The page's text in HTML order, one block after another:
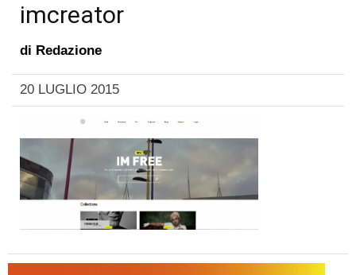
imcreator
di Redazione
20 LUGLIO 2015